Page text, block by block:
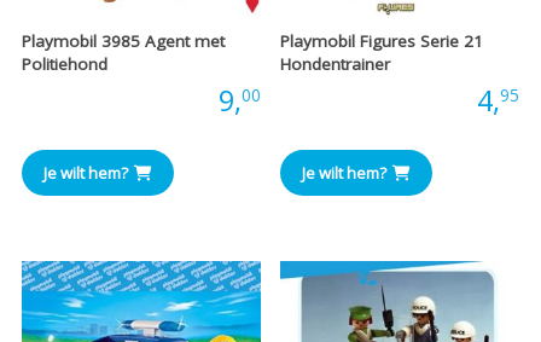
Playmobil 3985 Agent met
Politiehond
9,00
Je wilt hem?
Playmobil Figures Serie 21
Hondentrainer
4,95
Je wilt hem?